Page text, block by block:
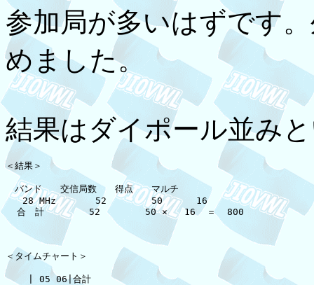
参加局が多いはずです
めました。
結果はダイポール並み
＜結果＞
バンド　　交信局数　　得点　　マルチ
   28 MHz       52        50      16
  合　計        52        50 ×   16  ＝  800
＜タイムチャート＞
    | 05 06|合計